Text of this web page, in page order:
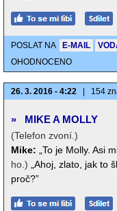
POSLAT NA E-MAIL
OHODNOCENO
26. 3. 2016 - 4:22 154
» MIKE A MOLLY
(Telefon zvoní.)
Mike:
„To je Molly. Asi
ho.)
„Ahoj, zlato, jak to
proč?”